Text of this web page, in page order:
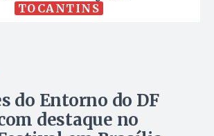
TOCANTINS
do Entorno do DF
destaque no